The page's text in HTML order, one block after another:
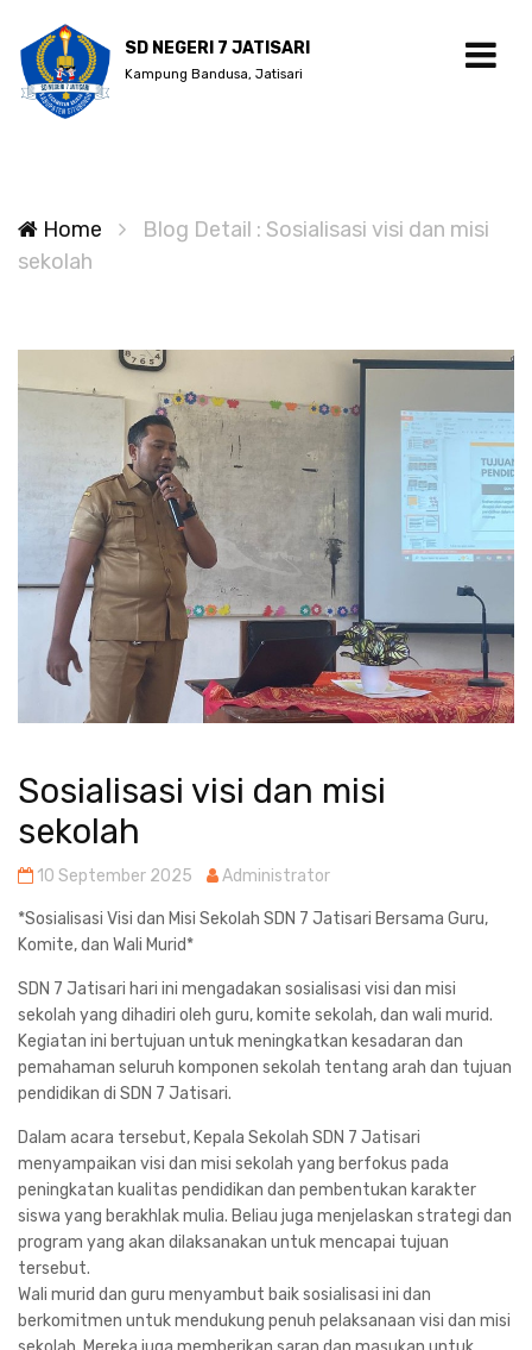
SD NEGERI 7 JATISARI
Kampung Bandusa, Jatisari
Home
Blog Detail : Sosialisasi visi dan misi
sekolah
Sosialisasi visi dan misi
sekolah
10 September 2025 Administrator
*Sosialisasi Visi dan Misi Sekolah SDN 7 Jatisari Bersama Guru,
Komite, dan Wali Murid*
SDN 7 Jatisari hari ini mengadakan sosialisasi visi dan misi
sekolah yang dihadiri oleh guru, komite sekolah, dan wali murid.
Kegiatan ini bertujuan untuk meningkatkan kesadaran dan
pemahaman seluruh komponen sekolah tentang arah dan tujuan
pendidikan di SDN 7 Jatisari.
Dalam acara tersebut, Kepala Sekolah SDN 7 Jatisari
menyampaikan visi dan misi sekolah yang berfokus pada
peningkatan kualitas pendidikan dan pembentukan karakter
siswa yang berakhlak mulia. Beliau juga menjelaskan strategi dan
program yang akan dilaksanakan untuk mencapai tujuan
tersebut.
Wali murid dan guru menyambut baik sosialisasi ini dan
berkomitmen untuk mendukung penuh pelaksanaan visi dan misi